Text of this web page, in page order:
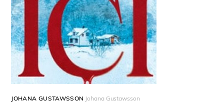
JOHANA GUSTAWSSON Johana Gustawsson